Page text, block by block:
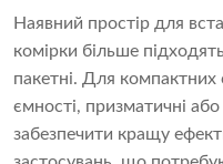
Наявний простір для
комірки більше
пакетні. Для
ємності, призматичні
забезпечити кращу